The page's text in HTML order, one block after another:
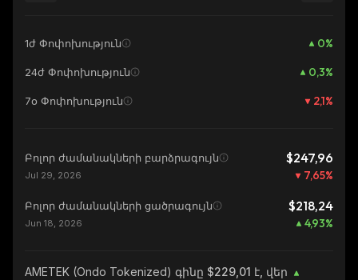
1ժ Փոփոխություն 0%
24ժ Փոփոխություն 0,3%
7օ Փոփոխություն 2,1%
Բոլոր ժամանակների բարձրագույն $247,96
Jul 29, 2026 7,65%
Բոլոր ժամանակների ցածրագույն $218,24
Jun 18, 2026 4,93%
AMETEK (Ondo Tokenized) գինը $229,01 է, վեր